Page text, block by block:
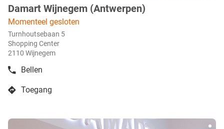
boetiek
:
Damart Wijnegem (Antwerpen)
Momenteel gesloten
Turnhoutsebaan 5
Shopping Center
2110 Wijnegem
Bellen
de
DamartToegang
naar
Damart
Druk